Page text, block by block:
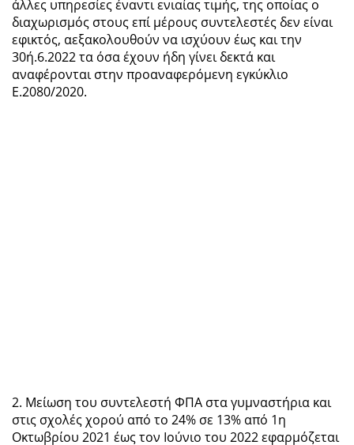
άλλες υπηρεσίες έναντι ενιαίας τιμής, της οποίας ο
διαχωρισμός στους επί μέρους συντελεστές δεν είναι
εφικτός, αεξακολουθούν να ισχύουν έως και την
30ή.6.2022 τα όσα έχουν ήδη γίνει δεκτά και
αναφέρονται στην προαναφερόμενη εγκύκλιο
Ε.2080/2020.
2. Μείωση του συντελεστή ΦΠΑ στα γυμναστήρια και
στις σχολές χορού από το 24% σε 13% από 1η
Οκτωβρίου 2021 έως τον Ιούνιο του 2022 εφαρμόζεται